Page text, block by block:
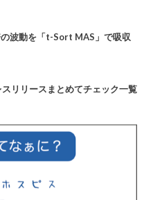
波動を「t-Sort MAS」で吸収
スリリースまとめてチェック一覧